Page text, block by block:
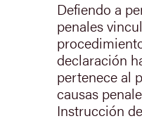
Defiendo a
penales
declaración
pertenece al
causas
Instrucción